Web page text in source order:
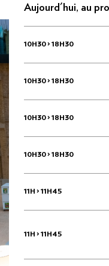
Aujourd'hui, au
10H30 > 18H30
10H30 > 18H30
10H30 > 18H30
10H30 > 18H30
11H > 11H45
11H > 11H45